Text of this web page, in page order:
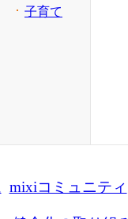
子育て
mixiコミュニティ